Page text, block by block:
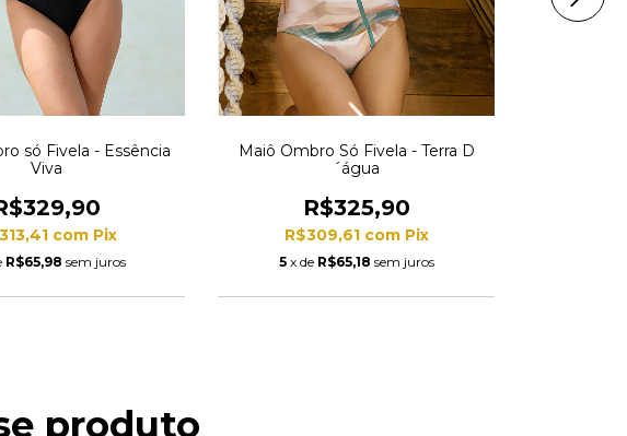
só Fivela - Essência
Viva
com Pix
R$65,98 sem juros
Maiô Ombro Só Fivela - Terra D
´água
R$325,90
R$309,61 com Pix
5 x de R$65,18 sem juros
produto